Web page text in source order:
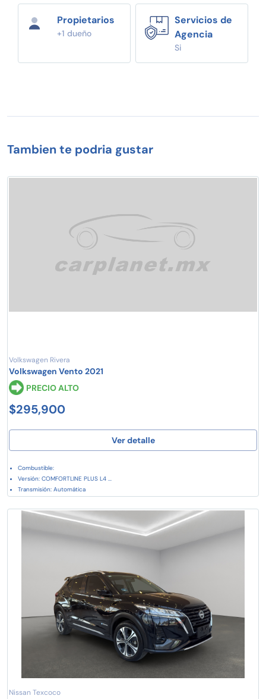
Propietarios
+1 dueño
Servicios de
Agencia
Si
Tambien te podria gustar
Volkswagen Rivera
Volkswagen Vento 2021
PRECIO ALTO
$295,900
Ver detalle
Combustible:
Versión: COMFORTLINE PLUS L4 ...
Transmisión: Automática
Nissan Texcoco